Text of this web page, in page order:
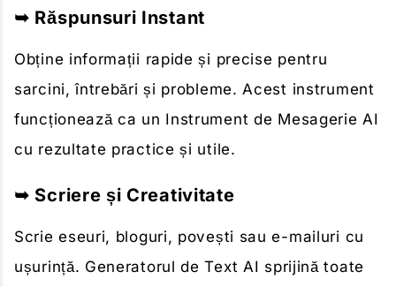
➥ Răspunsuri Instant
Obține informații rapide și precise pentru
sarcini, întrebări și probleme. Acest instrument
funcționează ca un Instrument de Mesagerie AI
cu rezultate practice și utile.
➥ Scriere și Creativitate
Scrie eseuri, bloguri, povești sau e-mailuri cu
ușurință. Generatorul de Text AI sprijină toate